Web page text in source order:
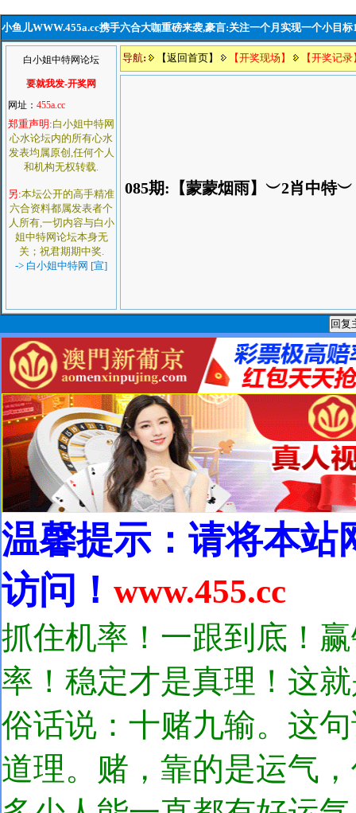
小鱼儿WWW.455a.cc携手六合大咖重磅来袭,豪言:关注一个月实现一个小目标
白小姐中特网论坛
要就我发-开奖网
网址： 455a.cc
郑重声明:白小姐中特网
心水论坛内的所有心水
发表均属原创,任何个人
和机构无权转载.
另:本坛公开的高手精准
六合资料都属发表者个
人所有,一切内容与白小
姐中特网论坛本身无
关；祝君期期中奖.
-> 白小姐中特网 [宣]
导航: 【返回首页】 【开奖现场】 【开奖记录
085期:【蒙蒙烟雨】︶2肖中特